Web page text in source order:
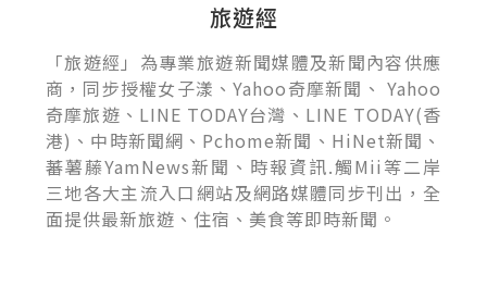
旅遊經
「旅遊經」為專業旅遊新聞媒體及新聞內容供應
商，同步授權女子漾、Yahoo奇摩新聞、 Yahoo
奇摩旅遊、LINE TODAY台灣、LINE TODAY(香
港)、中時新聞網、Pchome新聞、HiNet新聞、
蕃薯藤YamNews新聞、時報資訊.觸Mii等二岸
三地各大主流入口網站及網路媒體同步刊出，全
面提供最新旅遊、住宿、美食等即時新聞。